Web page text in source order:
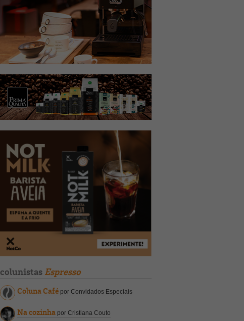
colunistas Espresso
Coluna Café por Convidados Especiais
Na cozinha por Cristiana Couto